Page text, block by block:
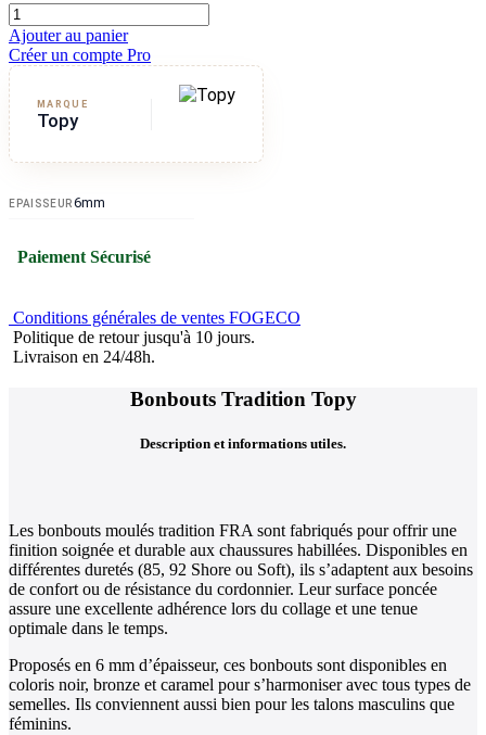
Ajouter au panier
Créer un compte Pro
MARQUE
Topy
EPAISSEUR6mm
Paiement Sécurisé
Conditions générales de ventes FOGECO
Politique de retour jusqu'à 10 jours.
Livraison en 24/48h.
Bonbouts Tradition Topy
Description et informations utiles.
Les bonbouts moulés tradition FRA sont fabriqués pour offrir une
finition soignée et durable aux chaussures habillées. Disponibles en
différentes duretés (85, 92 Shore ou Soft), ils s’adaptent aux besoins
de confort ou de résistance du cordonnier. Leur surface poncée
assure une excellente adhérence lors du collage et une tenue
optimale dans le temps.
Proposés en 6 mm d’épaisseur, ces bonbouts sont disponibles en
coloris noir, bronze et caramel pour s’harmoniser avec tous types de
semelles. Ils conviennent aussi bien pour les talons masculins que
féminins.